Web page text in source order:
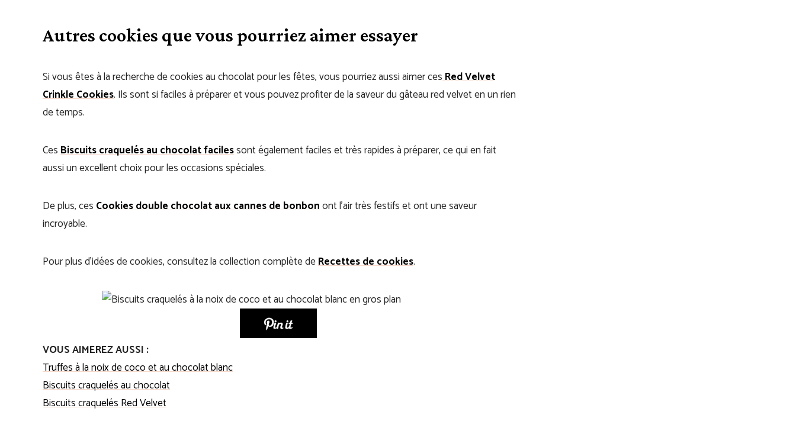
Autres cookies que vous pourriez aimer essayer
Si vous êtes à la recherche de cookies au chocolat pour les fêtes, vous pourriez aussi aimer cesRed Velvet
Crinkle Cookies. Ils sont si faciles à préparer et vous pouvez profiter de la saveur du gâteau red velvet en un rien
de temps.
CesBiscuits craquelés au chocolat facilessont également faciles et très rapides à préparer, ce qui en fait
aussi un excellent choix pour les occasions spéciales.
De plus, cesCookies double chocolat aux cannes de bonbonont l’air très festifs et ont une saveur
incroyable.
Pour plus d’idées de cookies, consultez la collection complète deRecettes de cookies.
VOUS AIMEREZ AUSSI :
Truffes à la noix de coco et au chocolat blanc
Biscuits craquelés au chocolat
Biscuits craquelés Red Velvet